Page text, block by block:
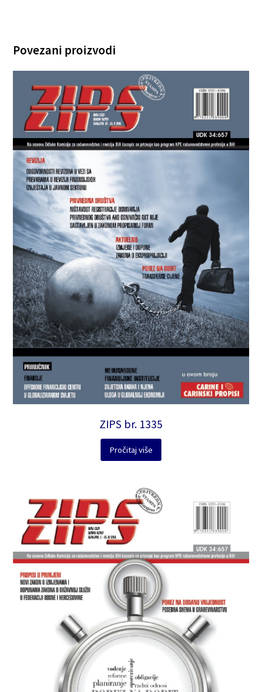
Povezani proizvodi
ZIPS br. 1335
Pročitaj više